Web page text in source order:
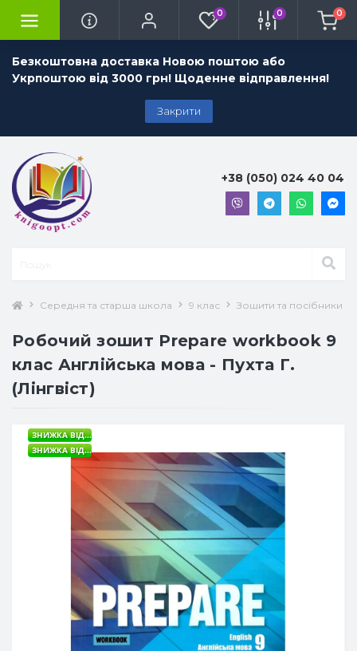
Безкоштовна доставка Новою поштою або
Укрпоштою від 3000 грн! Щоденне відправлення!
Закрити
0 0 0
+38 (050) 024 40 04
Середня та старша школа 9 клас Зошити та посібники 9
Робочий зошит Prepare workbook 9
клас Англійська мова - Пухта Г.
(Лінгвіст)
ЗНИЖКА ВІД...
ЗНИЖКА ВІД...